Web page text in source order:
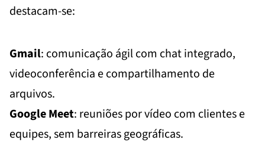
destacam-se:
Gmail: comunicação ágil com chat integrado,
videoconferência e compartilhamento de
arquivos.
Google Meet: reuniões por vídeo com clientes e
equipes, sem barreiras geográficas.